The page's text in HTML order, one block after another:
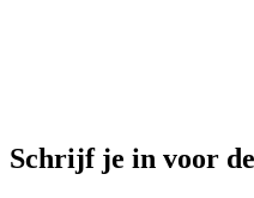
Schrijf je in voor